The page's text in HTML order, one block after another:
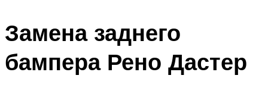
Замена заднего
бампера Рено Дастер